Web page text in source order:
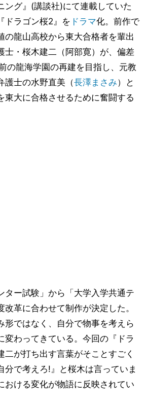
ング』(講談社)にて連載していた
ドラゴン桜2』を ドラマ化。前作で
の龍山高校から東大合格者を輩出
士・桜木建二（阿部寛）が、偏差
の龍海学園の再建を目指し、元教
護士の水野直美（長澤まさみ）と
東大に合格させるために奮闘する
ター試験」から「大学入学共通テ
改革に合わせて制作が決定した。
形ではなく、自分で物事を考えら
変わってきている。今回の『ドラ
二が打ち出す言葉がそことすごく
分で考えろ!』と桜木は言っていま
おける変化が物語に反映されてい